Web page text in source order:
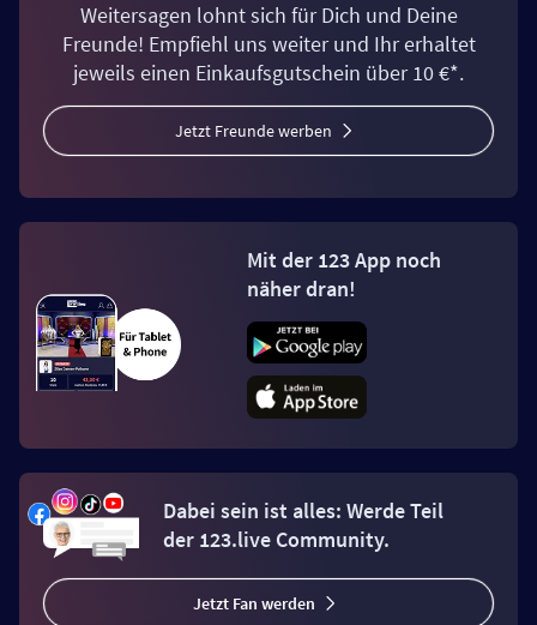
Weitersagen lohnt sich für Dich und Deine
Freunde! Empfiehl uns weiter und Ihr erhaltet
jeweils einen Einkaufsgutschein über 10 €*.
Jetzt Freunde werben
Mit der 123 App noch
näher dran!
Dabei sein ist alles: Werde Teil
der 123.live Community.
Jetzt Fan werden